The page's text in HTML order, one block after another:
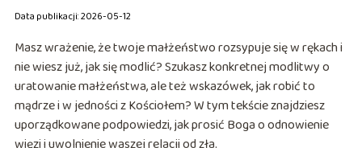
Data publikacji: 2026-05-12
Masz wrażenie, że twoje małżeństwo rozsypuje się w rękach i
nie wiesz już, jak się modlić? Szukasz konkretnej modlitwy o
uratowanie małżeństwa, ale też wskazówek, jak robić to
mądrze i w jedności z Kościołem? W tym tekście znajdziesz
uporządkowane podpowiedzi, jak prosić Boga o odnowienie